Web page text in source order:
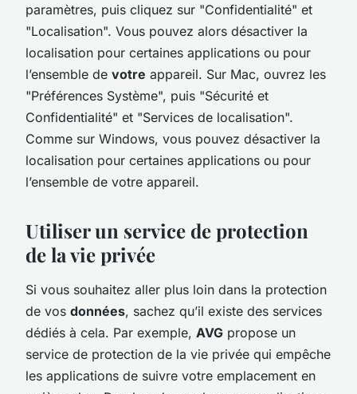
paramètres, puis cliquez sur "Confidentialité" et
"Localisation". Vous pouvez alors désactiver la
localisation pour certaines applications ou pour
l’ensemble de votre appareil. Sur Mac, ouvrez les
"Préférences Système", puis "Sécurité et
Confidentialité" et "Services de localisation".
Comme sur Windows, vous pouvez désactiver la
localisation pour certaines applications ou pour
l’ensemble de votre appareil.
Utiliser un service de protection
de la vie privée
Si vous souhaitez aller plus loin dans la protection
de vos données, sachez qu’il existe des services
dédiés à cela. Par exemple, AVG propose un
service de protection de la vie privée qui empêche
les applications de suivre votre emplacement en